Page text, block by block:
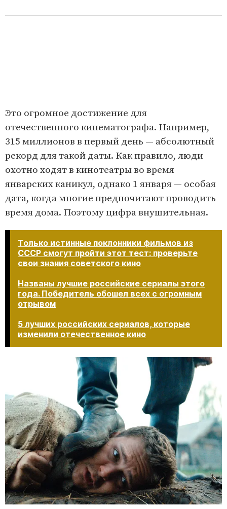
Это огромное достижение для
отечественного кинематографа. Например,
315 миллионов в первый день — абсолютный
рекорд для такой даты. Как правило, люди
охотно ходят в кинотеатры во время
январских каникул, однако 1 января — особая
дата, когда многие предпочитают проводить
время дома. Поэтому цифра внушительная.
Только истинные поклонники фильмов из
СССР смогут пройти этот тест: проверьте
свои знания советского кино
Названы лучшие российские сериалы этого
года. Победитель обошел всех с огромным
отрывом
5 лучших российских сериалов, которые
изменили отечественное кино​​​​​​​